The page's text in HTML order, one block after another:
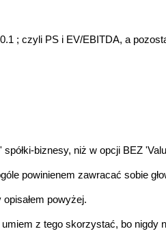
; czyli PS i EV/EBITDA, a
biznesy, niż w opcji BEZ
powinienem zawracać sobie
powyżej.
z tego skorzystać, bo nigdy